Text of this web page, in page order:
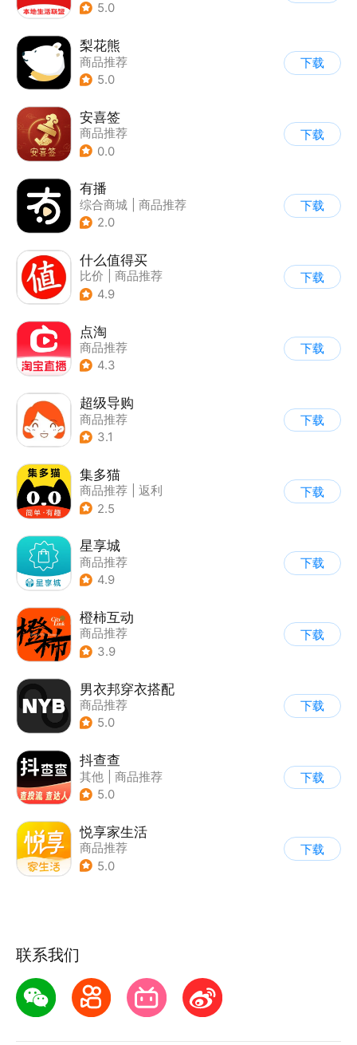
5.0
梨花熊
商品推荐
5.0
下载
安喜签
商品推荐
0.0
下载
有播
综合商城
商品推荐
2.0
下载
什么值得买
比价
商品推荐
4.9
下载
点淘
商品推荐
4.3
下载
超级导购
商品推荐
3.1
下载
集多猫
商品推荐
返利
| 综合商城
2.5
下载
星享城
商品推荐
4.9
下载
橙柿互动
商品推荐
3.9
下载
男衣邦穿衣搭配
商品推荐
5.0
下载
抖查查
其他
商品推荐
5.0
下载
悦享家生活
商品推荐
5.0
下载
联系我们